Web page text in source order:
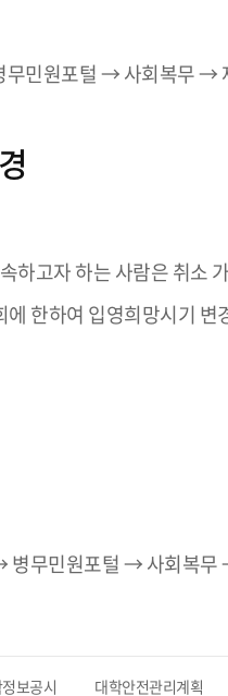
무민원포털 → 사회복무 →
하고자 하는 사람은 취소
한하여 입영희망시기 변
무민원포털 → 사회복무
보공시 대학안전관리계획